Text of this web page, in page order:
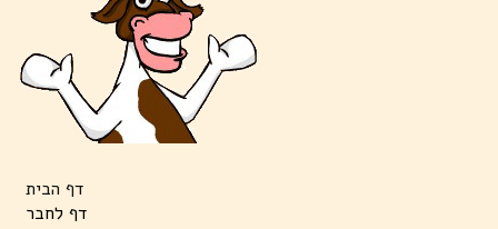
דף הבית
דף לחבר